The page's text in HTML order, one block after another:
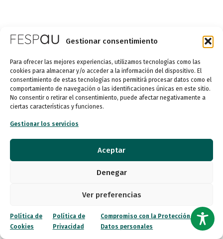
Gestionar consentimiento
Para ofrecer las mejores experiencias, utilizamos tecnologías como las
cookies para almacenar y/o acceder a la información del dispositivo. El
consentimiento de estas tecnologías nos permitirá procesar datos como el
comportamiento de navegación o las identificaciones únicas en este sitio.
No consentir o retirar el consentimiento, puede afectar negativamente a
ciertas características y funciones.
Gestionar los servicios
Aceptar
Denegar
Ver preferencias
Política de
Cookies
Política de
Privacidad
Compromiso con la Protección de
Datos personales